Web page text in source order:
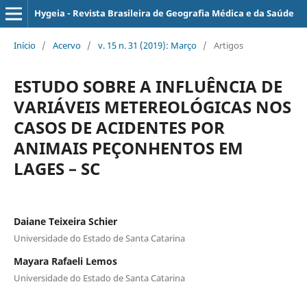
Hygeia - Revista Brasileira de Geografia Médica e da Saúde
Início / Acervo / v. 15 n. 31 (2019): Março / Artigos
ESTUDO SOBRE A INFLUÊNCIA DE
VARIÁVEIS METEREOLÓGICAS NOS
CASOS DE ACIDENTES POR
ANIMAIS PEÇONHENTOS EM
LAGES – SC
Daiane Teixeira Schier
Universidade do Estado de Santa Catarina
Mayara Rafaeli Lemos
Universidade do Estado de Santa Catarina